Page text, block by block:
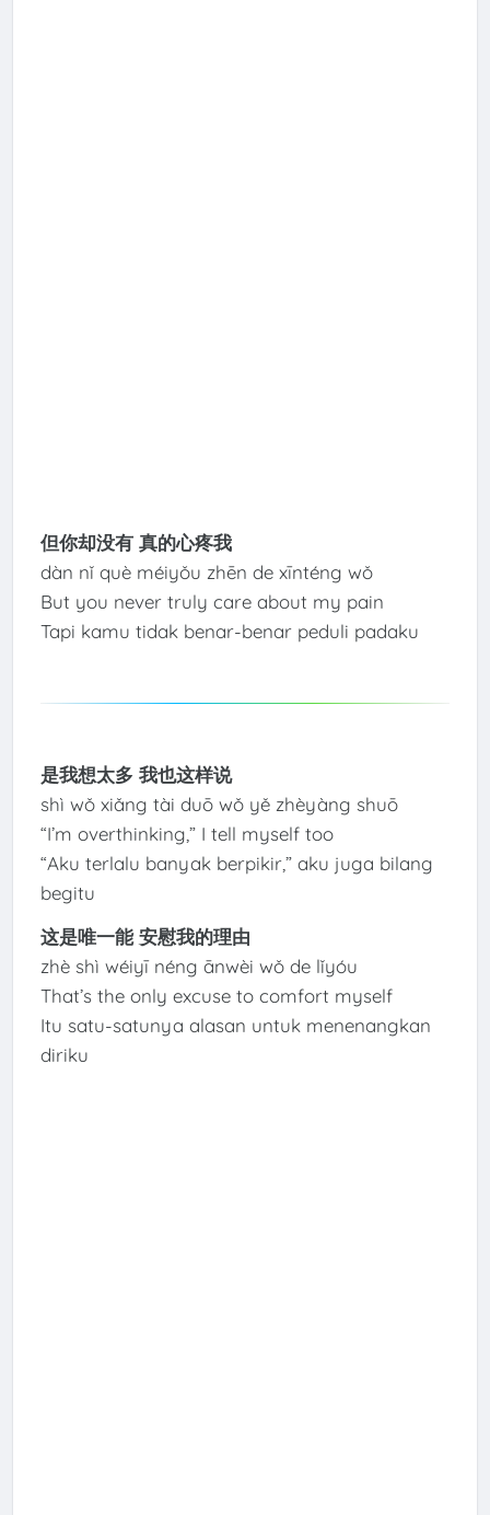
但你却没有 真的心疼我
dàn nǐ què méiyǒu zhēn de xīnténg wǒ
But you never truly care about my pain
Tapi kamu tidak benar-benar peduli padaku
是我想太多 我也这样说
shì wǒ xiǎng tài duō wǒ yě zhèyàng shuō
“I’m overthinking,” I tell myself too
“Aku terlalu banyak berpikir,” aku juga bilang
begitu
这是唯一能 安慰我的理由
zhè shì wéiyī néng ānwèi wǒ de lǐyóu
That’s the only excuse to comfort myself
Itu satu-satunya alasan untuk menenangkan
diriku